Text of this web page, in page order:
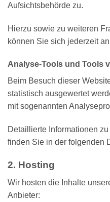
Aufsichtsbehörde zu.
Hierzu sowie zu weiteren
können Sie sich jederzeit
Analyse-Tools und Tools
Beim Besuch dieser
statistisch ausgewertet
mit sogenannten
Detaillierte Informationen
finden Sie in der folgenden
2. Hosting
Wir hosten die Inhalte
Anbieter: